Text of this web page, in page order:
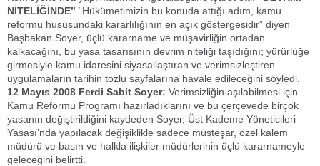
NİTELİĞİNDE” “Hükümetimizin bu konuda attığı adım, kamu
reformu hususundaki kararlılığının en açık göstergesidir” diyen
Başbakan Soyer, üçlü kararname ve müşavirliğin ortadan
kalkacağını, bu yasa tasarısının devrim niteliği taşıdığını; yürürlüğe
girmesiyle kamu idaresini siyasallaştıran ve verimsizleştiren
uygulamaların tarihin tozlu sayfalarına havale edileceğini söyledi.
12 Mayıs 2008 Ferdi Sabit Soyer: Verimsizliğin aşılabilmesi için
Kamu Reformu Programı hazırladıklarını ve bu çerçevede birçok
yasanın değiştirildiğini kaydeden Soyer, Üst Kademe Yöneticileri
Yasası’nda yapılacak değişiklikle sadece müsteşar, özel kalem
müdürü ve basın ve halkla ilişkiler müdürlerinin üçlü kararnameyle
geleceğini belirtti.